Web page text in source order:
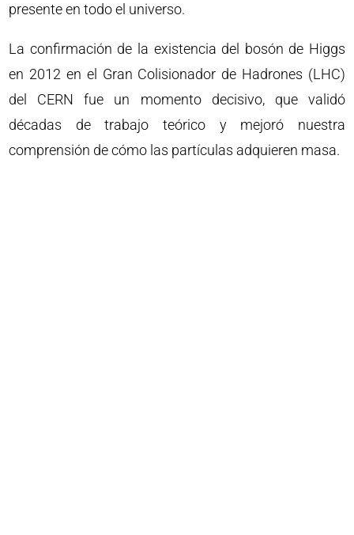
presente en todo el universo.
La confirmación de la existencia del bosón de Higgs
en 2012 en el Gran Colisionador de Hadrones (LHC)
del CERN fue un momento decisivo, que validó
décadas de trabajo teórico y mejoró nuestra
comprensión de cómo las partículas adquieren masa.